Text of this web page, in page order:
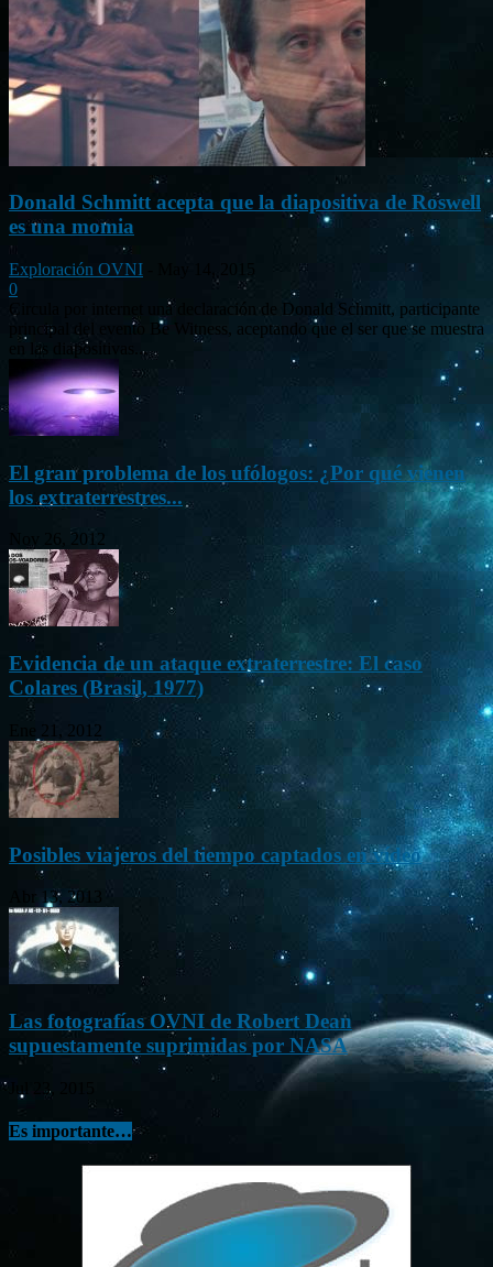
Donald Schmitt acepta que la diapositiva de Roswell
es una momia
Exploración OVNI
0
Circula por internet una declaración de Donald Schmitt, participante
principal del evento Be Witness, aceptando que el ser que se muestra
en las diapositivas...
El gran problema de los ufólogos: ¿Por qué vienen
los extraterrestres...
Nov 26, 2012
Evidencia de un ataque extraterrestre: El caso
Colares (Brasil, 1977)
Ene 21, 2012
Posibles viajeros del tiempo captados en vídeo
Abr 13, 2013
Las fotografías OVNI de Robert Dean
supuestamente suprimidas por NASA
Jul 23, 2015
Es importante…